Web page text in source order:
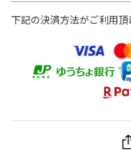
下記の決済方法がご利用頂